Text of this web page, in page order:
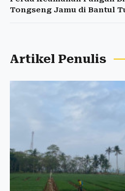
Tongseng Jamu di Bantul
Artikel Penulis